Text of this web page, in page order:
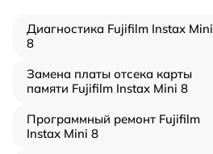
Диагностика Fujifilm Instax Mini
8
Замена платы отсека карты
памяти Fujifilm Instax Mini 8
Программный ремонт Fujifilm
Instax Mini 8